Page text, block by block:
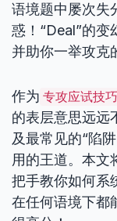
语境题中屡次失
惑！“Deal”的变
并助你一举攻克
作为 专攻应试技
的表层意思远远
及最常见的“陷
用的王道。本文
把手教你如何系
在任何语境下都